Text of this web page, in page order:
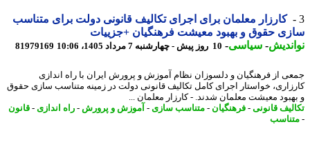
کارزار معلمان برای اجرای تکالیف قانونی دولت برای متناسب
حقوق و بهبود معیشت فرهنگیان +جزییات
-سیاسی-10 روز پیش - چهارشنبه 7 مرداد 1405، 10:06 81979169
از فرهنگیان و دلسوزان نظام آموزش و پرورش ایران با راه اندازی
خواستار اجرای کامل تکالیف قانونی دولت در زمینه متناسب سازی حقوق
معیشت معلمان شدند. - کارزار معلمان ...
قانونی-فرهنگیان-متناسب سازی- آموزش و پرورش-راه اندازی- قانون